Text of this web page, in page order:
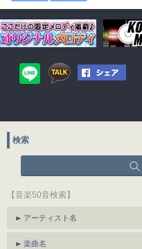
検索
【音楽50音検索】
アーティスト名
楽曲名